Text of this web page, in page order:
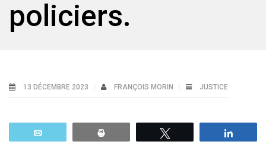
policiers.
13 DÉCEMBRE 2023 FRANÇOIS MORIN JUSTICE